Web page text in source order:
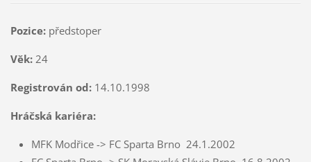
Pozice:předstoper
Věk: 24
Registrován od:14.10.1998
Hráčská kariéra:
MFK Modřice -> FC Sparta Brno 24.1.2002